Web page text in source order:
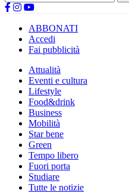
ABBONATI
Accedi
Fai pubblicità
Attualità
Eventi e cultura
Lifestyle
Food&drink
Business
Mobilità
Star bene
Green
Tempo libero
Fuori porta
Studiare
Tutte le notizie